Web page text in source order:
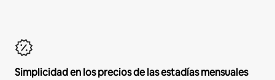
Simplicidad en los precios de las estadías mensuales